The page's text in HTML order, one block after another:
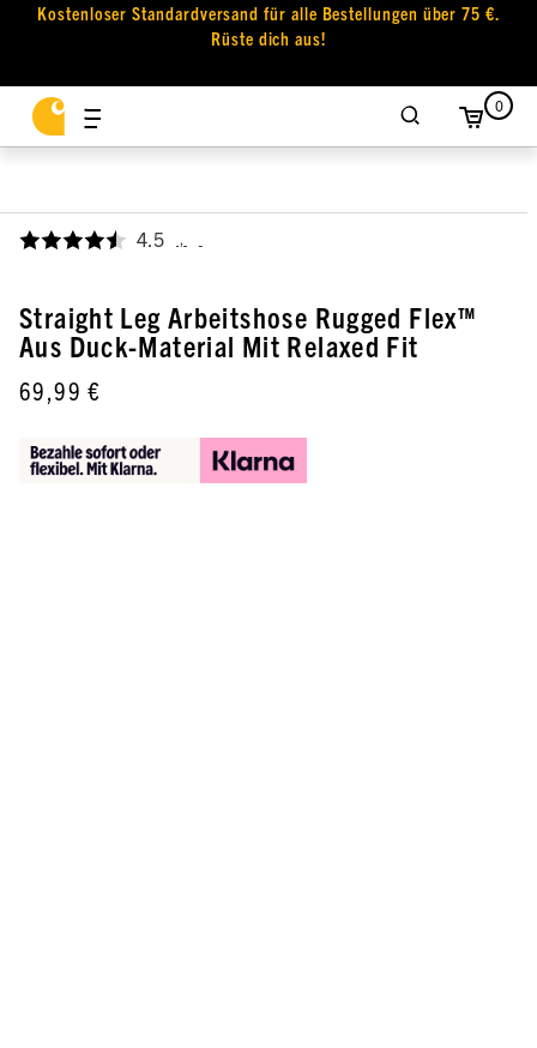
Kostenloser Standardversand für alle Bestellungen über 75 €.
Rüste dich aus!
0
4.5 ,
Straight Leg Arbeitshose Rugged Flex™
Aus Duck-Material Mit Relaxed Fit
69,99 €